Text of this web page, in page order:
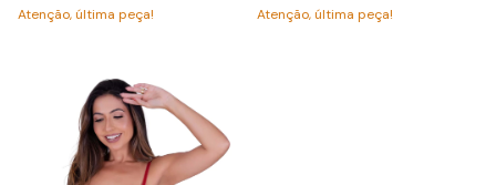
Atenção, última peça!
Atenção, última peça!